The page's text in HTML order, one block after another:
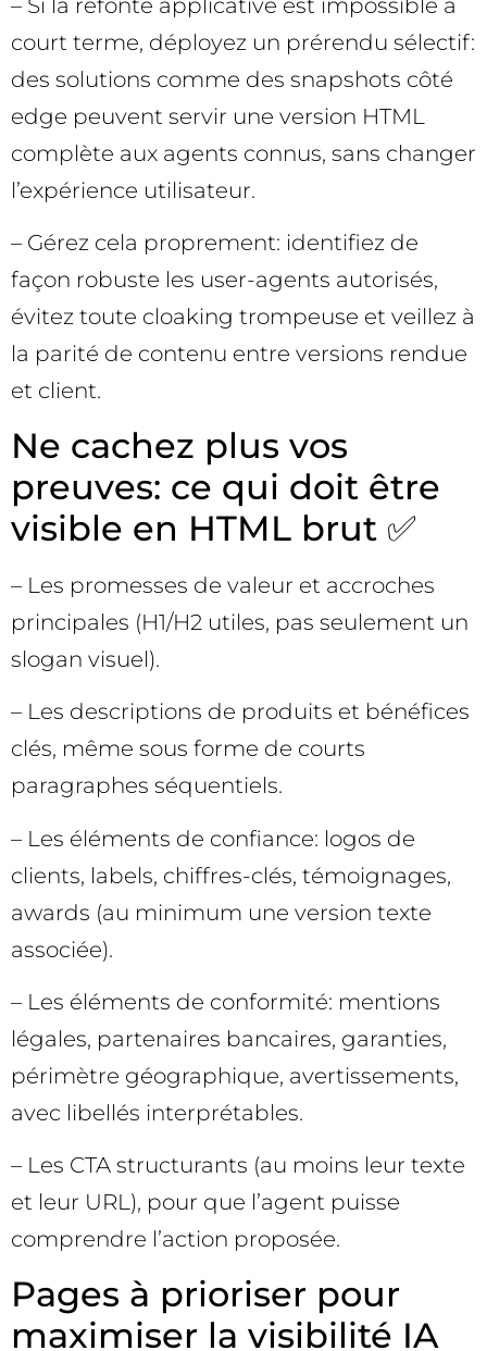
– Si la refonte applicative est impossible à
court terme, déployez un prérendu sélectif:
des solutions comme des snapshots côté
edge peuvent servir une version HTML
complète aux agents connus, sans changer
l’expérience utilisateur.
– Gérez cela proprement: identifiez de
façon robuste les user-agents autorisés,
évitez toute cloaking trompeuse et veillez à
la parité de contenu entre versions rendue
et client.
Ne cachez plus vos
preuves: ce qui doit être
visible en HTML brut ✅
– Les promesses de valeur et accroches
principales (H1/H2 utiles, pas seulement un
slogan visuel).
– Les descriptions de produits et bénéfices
clés, même sous forme de courts
paragraphes séquentiels.
– Les éléments de confiance: logos de
clients, labels, chiffres-clés, témoignages,
awards (au minimum une version texte
associée).
– Les éléments de conformité: mentions
légales, partenaires bancaires, garanties,
périmètre géographique, avertissements,
avec libellés interprétables.
– Les CTA structurants (au moins leur texte
et leur URL), pour que l’agent puisse
comprendre l’action proposée.
Pages à prioriser pour
maximiser la visibilité IA